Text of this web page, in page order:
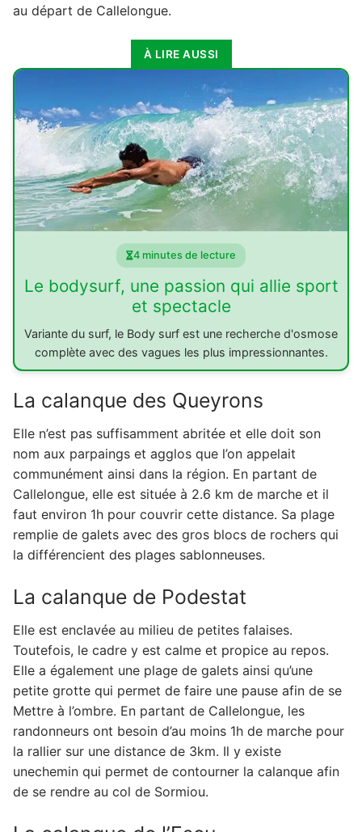
au départ de Callelongue.
À LIRE AUSSI
4 minutes de lecture
Le bodysurf, une passion qui allie sport
et spectacle
Variante du surf, le Body surf est une recherche d'osmose
complète avec des vagues les plus impressionnantes.
La calanque des Queyrons
Elle n’est pas suffisamment abritée et elle doit son
nom aux parpaings et agglos que l’on appelait
communément ainsi dans la région. En partant de
Callelongue, elle est située à 2.6 km de marche et il
faut environ 1h pour couvrir cette distance. Sa plage
remplie de galets avec des gros blocs de rochers qui
la différencient des plages sablonneuses.
La calanque de Podestat
Elle est enclavée au milieu de petites falaises.
Toutefois, le cadre y est calme et propice au repos.
Elle a également une plage de galets ainsi qu’une
petite grotte qui permet de faire une pause afin de se
Mettre à l’ombre. En partant de Callelongue, les
randonneurs ont besoin d’au moins 1h de marche pour
la rallier sur une distance de 3km. Il y existe
unechemin qui permet de contourner la calanque afin
de se rendre au col de Sormiou.